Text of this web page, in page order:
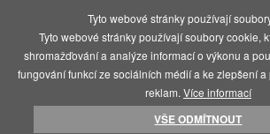
Tyto webové stránky používají
Tyto webové stránky používají soubory cookie,
shromažďování a analýze informací o výkonu a
fungování funkcí ze sociálních médií a ke zlepšení
reklam. Více informací
VŠE ODMÍTNOUT